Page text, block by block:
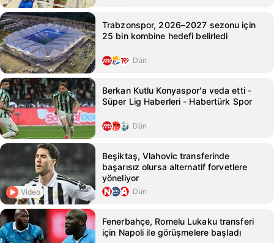
Trabzonspor, 2026–2027 sezonu için
25 bin kombine hedefi belirledi
Dün
Berkan Kutlu Konyaspor'a veda etti -
Süper Lig Haberleri - Habertürk Spor
Dün
Video
Beşiktaş, Vlahovic transferinde
başarısız olursa alternatif forvetlere
yöneliyor
Dün
Fenerbahçe, Romelu Lukaku transferi
için Napoli ile görüşmelere başladı